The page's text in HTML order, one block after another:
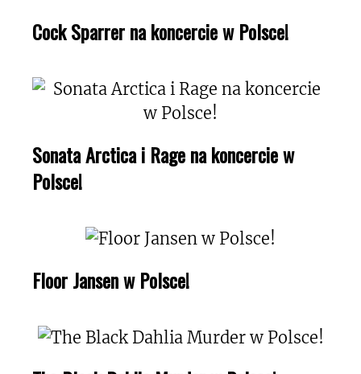
Cock Sparrer na koncercie w Polsce!
Sonata Arctica i Rage na koncercie w
Polsce!
Floor Jansen w Polsce!